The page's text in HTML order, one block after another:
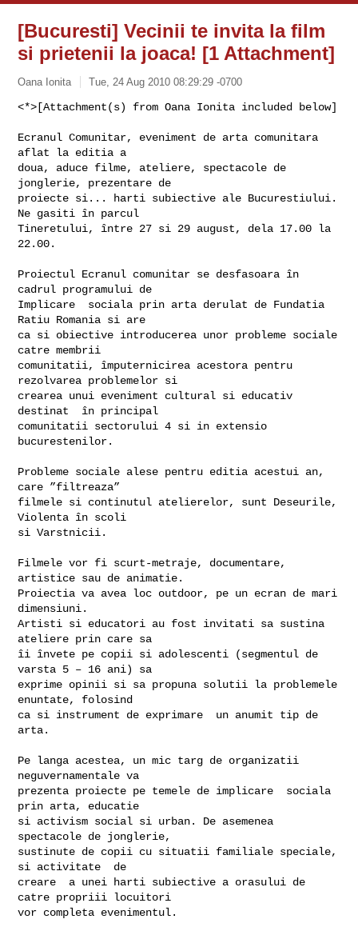
[Bucuresti] Vecinii te invita la film
si prietenii la joaca! [1 Attachment]
Oana Ionita Tue, 24 Aug 2010 08:29:29 -0700
<*>[Attachment(s) from Oana Ionita included below]
Ecranul Comunitar, eveniment de arta comunitara
aflat la editia a
doua, aduce filme, ateliere, spectacole de
jonglerie, prezentare de
proiecte si... harti subiective ale Bucurestiului.
Ne gasiti în parcul
Tineretului, între 27 si 29 august, dela 17.00 la
22.00.
Proiectul Ecranul comunitar se desfasoara în
cadrul programului de
Implicare  sociala prin arta derulat de Fundatia
Ratiu Romania si are
ca si obiective introducerea unor probleme sociale
catre membrii
comunitatii, împuternicirea acestora pentru
rezolvarea problemelor si
crearea unui eveniment cultural si educativ
destinat  în principal
comunitatii sectorului 4 si in extensio
bucurestenilor.
Probleme sociale alese pentru editia acestui an,
care ”filtreaza”
filmele si continutul atelierelor, sunt Deseurile,
Violenta în scoli
si Varstnicii.
Filmele vor fi scurt-metraje, documentare,
artistice sau de animatie.
Proiectia va avea loc outdoor, pe un ecran de mari
dimensiuni.
Artisti si educatori au fost invitati sa sustina
ateliere prin care sa
îi învete pe copii si adolescenti (segmentul de
varsta 5 – 16 ani) sa
exprime opinii si sa propuna solutii la problemele
enuntate, folosind
ca si instrument de exprimare  un anumit tip de
arta.
Pe langa acestea, un mic targ de organizatii
neguvernamentale va
prezenta proiecte pe temele de implicare  sociala
prin arta, educatie
si activism social si urban. De asemenea
spectacole de jonglerie,
sustinute de copii cu situatii familiale speciale,
si activitate  de
creare  a unei harti subiective a orasului de
catre propriii locuitori
vor completa evenimentul.